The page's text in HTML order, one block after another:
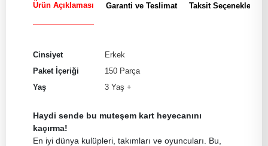
Ürün Açıklaması Garanti ve Teslimat Taksit Seçenekleri
Cinsiyet
Erkek
Paket İçeriği
150 Parça
Yaş
3 Yaş +
Haydi sende bu muteşem kart heyecanını
kaçırma!
En iyi dünya kulüpleri, takımları ve oyuncuları. Bu,